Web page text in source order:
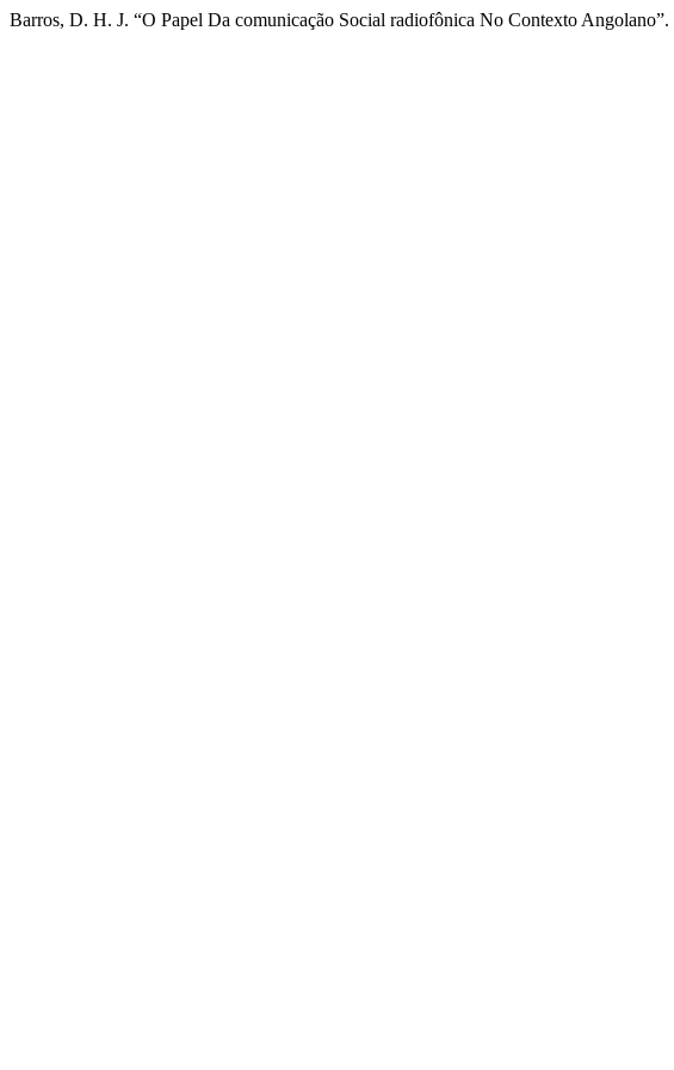
Barros, D. H. J. “O Papel Da comunicação Social radiofônica No Contexto Angolano”.